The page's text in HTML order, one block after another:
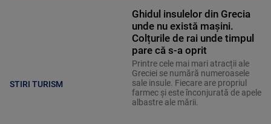
STIRI TURISM
Ghidul insulelor din Grecia
unde nu există mașini.
Colțurile de rai unde timpul
pare că s-a oprit
Printre cele mai mari atracții ale
Greciei se numără numeroasele
sale insule. Fiecare are propriul
farmec și este înconjurată de apele
albastre ale mării.